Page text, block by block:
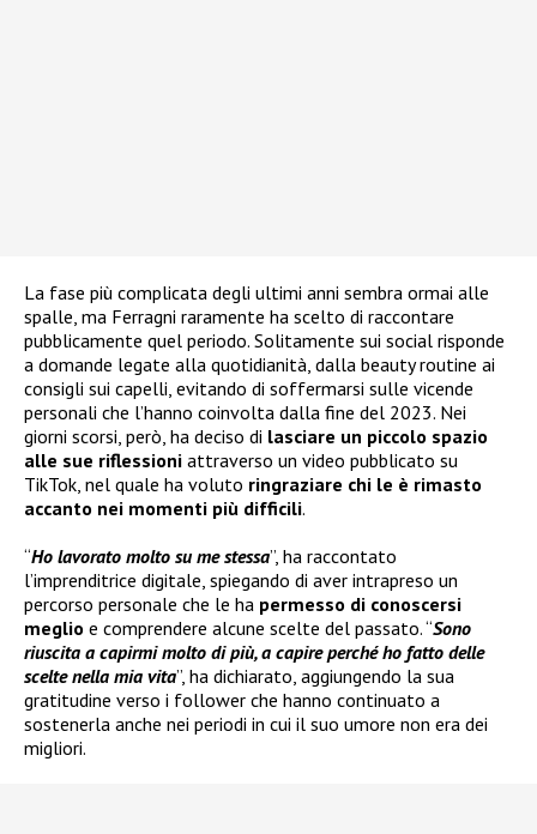
La fase più complicata degli ultimi anni sembra ormai alle
spalle, ma Ferragni raramente ha scelto di raccontare
pubblicamente quel periodo. Solitamente sui social risponde
a domande legate alla quotidianità, dalla beauty routine ai
consigli sui capelli, evitando di soffermarsi sulle vicende
personali che l’hanno coinvolta dalla fine del 2023. Nei
giorni scorsi, però, ha deciso di lasciare un piccolo spazio
alle sue riflessioni attraverso un video pubblicato su
TikTok, nel quale ha voluto ringraziare chi le è rimasto
accanto nei momenti più difficili.
“Ho lavorato molto su me stessa”, ha raccontato
l’imprenditrice digitale, spiegando di aver intrapreso un
percorso personale che le ha permesso di conoscersi
meglio e comprendere alcune scelte del passato. “Sono
riuscita a capirmi molto di più, a capire perché ho fatto delle
scelte nella mia vita”, ha dichiarato, aggiungendo la sua
gratitudine verso i follower che hanno continuato a
sostenerla anche nei periodi in cui il suo umore non era dei
migliori.